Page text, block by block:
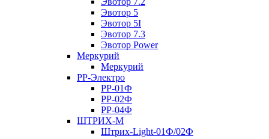
Эвотор 5
Эвотор 5I
Эвотор 7.3
Эвотор Power
Меркурий
Меркурий
РР-Электро
РР-01Ф
РР-02Ф
РР-04Ф
ШТРИХ-М
Штрих-Light-01Ф/02Ф